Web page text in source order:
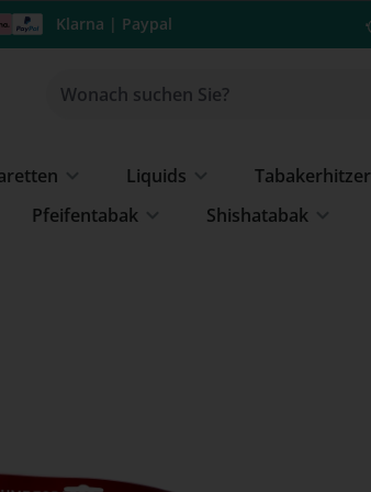
Klarna | Paypal
Liquids Tabakerhitzer
Pfeifentabak Shishatabak